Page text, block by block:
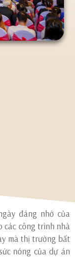
đáng nhớ của
các công trình nhà
mà thị trường bất
nóng của dự án